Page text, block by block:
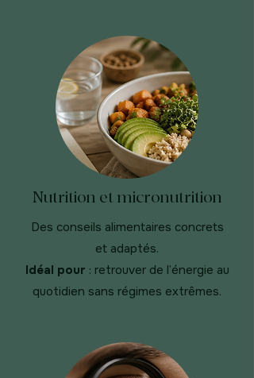
Nutrition et micronutrition
Des conseils alimentaires concrets
et adaptés.
Idéal pour : retrouver de l’énergie au
quotidien sans régimes extrêmes.